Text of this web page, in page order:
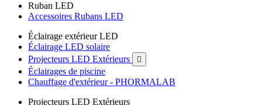
Ruban LED
Accessoires Rubans LED
Éclairage extérieur LED
Éclairage LED solaire
Projecteurs LED Extérieurs

Éclairages de piscine
Chauffage d'extérieur - PHORMALAB
Projecteurs LED Extérieurs